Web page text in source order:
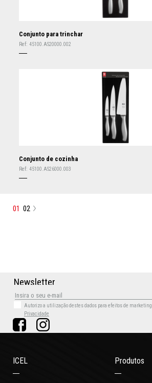
Conjunto para trinchar
Ref: 45100.AS20000.002
Conjunto de cozinha
Ref: 45100.AS26000.003
01 02
Newsletter
Autorizo a utilização destes dados para efeitos de marketing
Privacidade
ICEL Produtos